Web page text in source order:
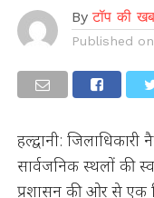
By टॉप की
Published on
हल्द्वानी:
सार्वजनिक स्थलों की
प्रशासन की ओर से एक